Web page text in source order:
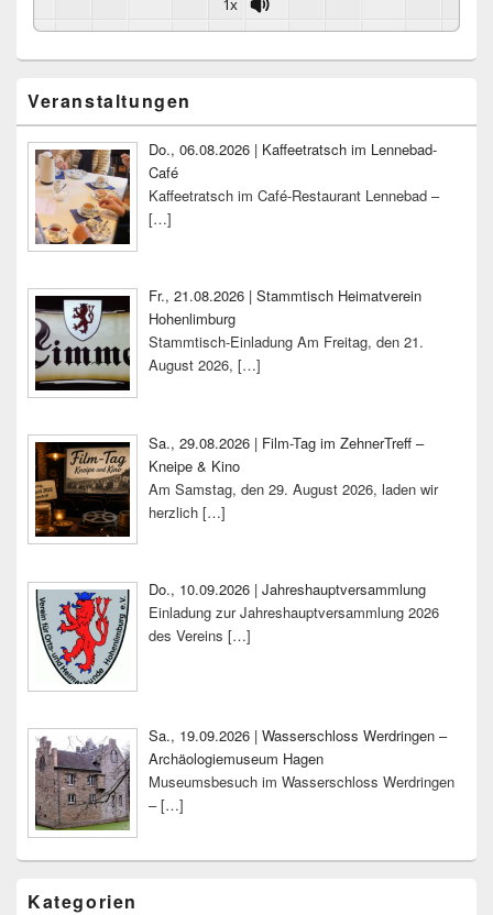
1x
Seitenleisten-
Widgetbereich
Veranstaltungen
Do., 06.08.2026 | Kaffeetratsch im Lennebad-
Café
Kaffeetratsch im Café-Restaurant Lennebad –
[…]
Fr., 21.08.2026 | Stammtisch Heimatverein
Hohenlimburg
Stammtisch-Einladung Am Freitag, den 21.
August 2026, […]
Sa., 29.08.2026 | Film-Tag im ZehnerTreff –
Kneipe & Kino
Am Samstag, den 29. August 2026, laden wir
herzlich […]
Do., 10.09.2026 | Jahreshauptversammlung
Einladung zur Jahreshauptversammlung 2026
des Vereins […]
Sa., 19.09.2026 | Wasserschloss Werdringen –
Archäologiemuseum Hagen
Museumsbesuch im Wasserschloss Werdringen
–[…]
Kategorien